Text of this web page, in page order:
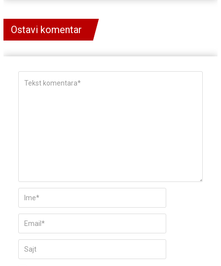
Ostavi komentar